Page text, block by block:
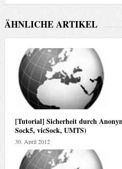
ÄHNLICHE ARTIKEL
[Tutorial] Sicherheit durch
Sock5, vicSock, UMTS)
30. April 2012